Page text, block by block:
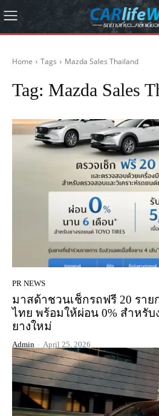
Home Tags Mazda Sales Thailand
Tag: Mazda Sales
PR NEWS
มาสด้าชวนเช็กรถฟรี 20 รา
ไทย พร้อมให้ผ่อน 0% สำหรั
ยางใหม่
Admin - April 25, 2026